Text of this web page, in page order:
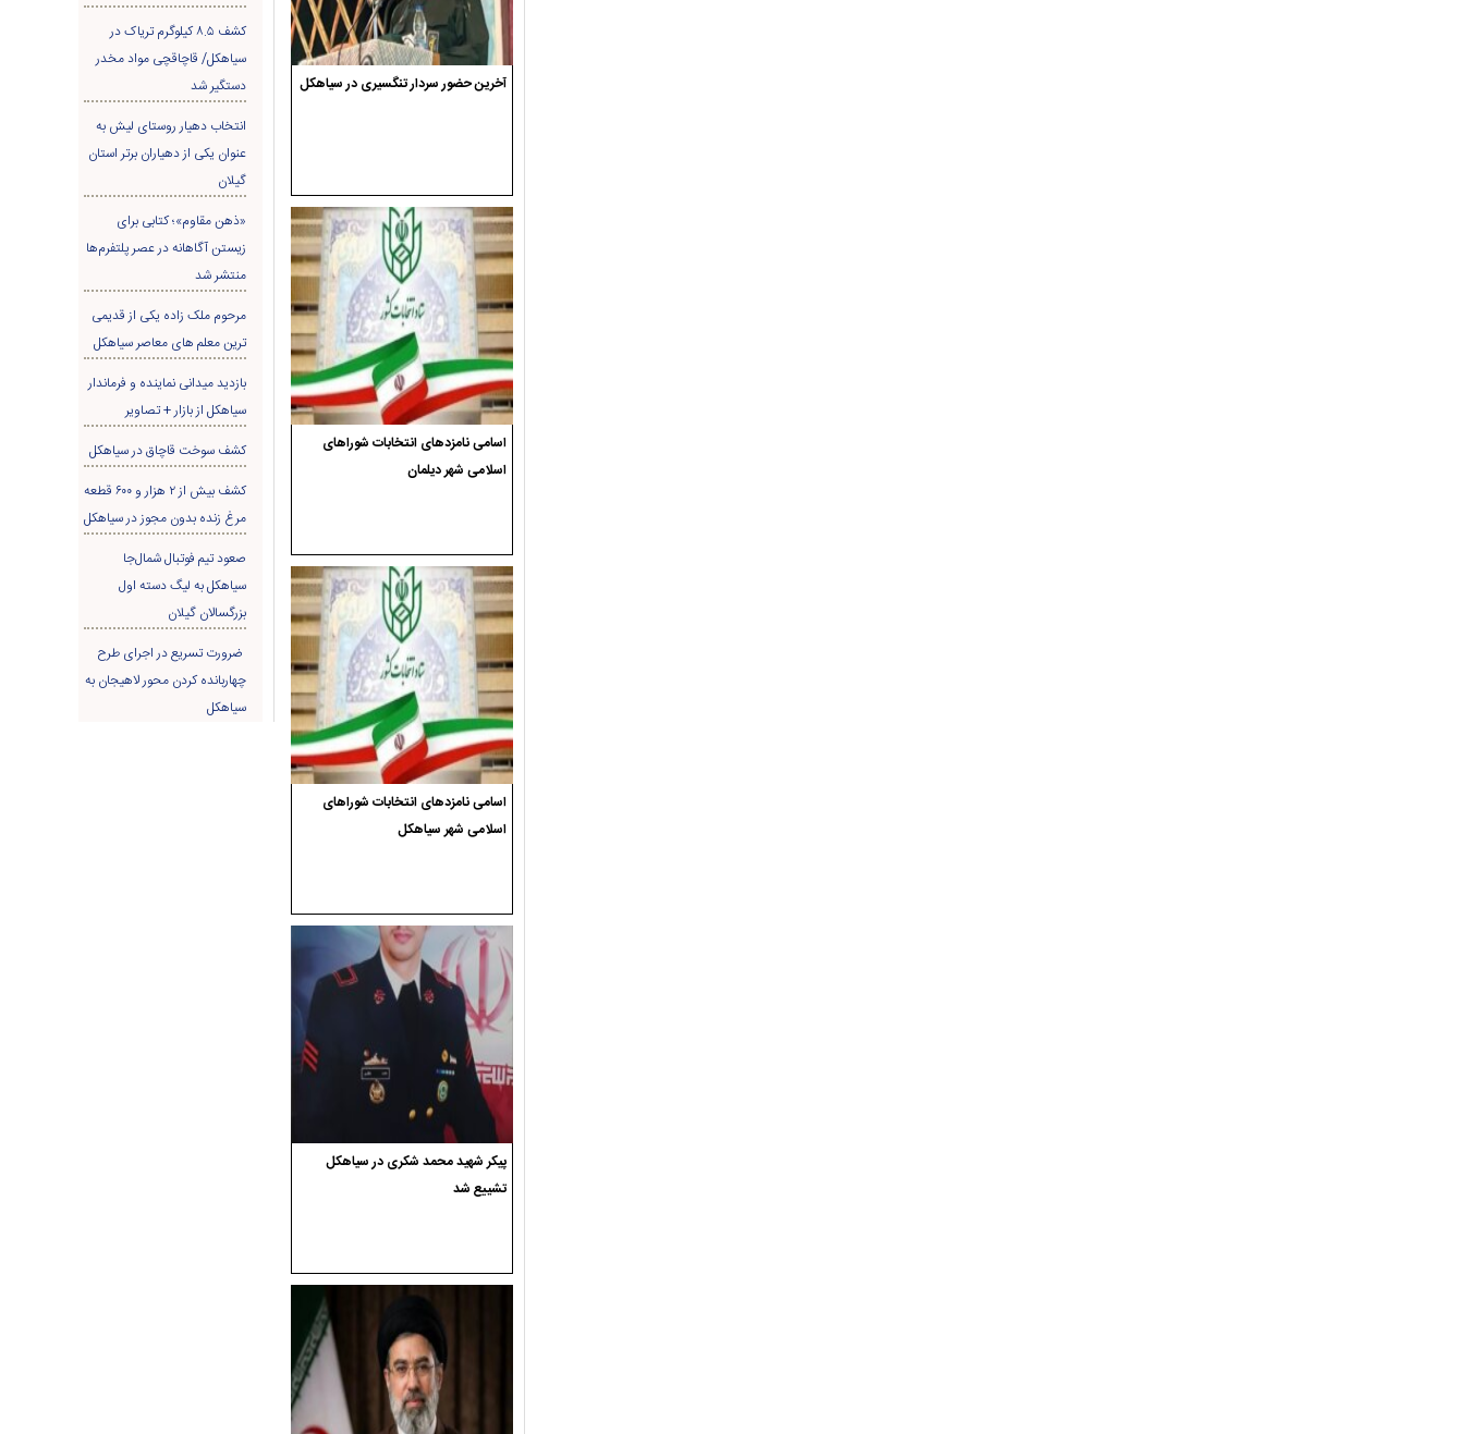
آخرین حضور سردار تنگسیری در سیاهکل
اسامی نامزدهای انتخابات شوراهای
اسلامی شهر دیلمان
اسامی نامزدهای انتخابات شوراهای
اسلامی شهر سیاهکل
پیکر شهید محمد شکری در سیاهکل
تشییع شد
کشف ۸.۵ کیلوگرم تریاک در
سیاهکل/ قاچاقچی مواد مخدر
دستگیر شد
انتخاب دهیار روستای لیش به
عنوان یکی از دهیاران برتر استان
گیلان
«ذهن مقاوم»؛ کتابی برای
زیستن آگاهانه در عصر پلتفرم‌ها
منتشر شد
مرحوم ملک زاده یکی از قدیمی
ترین معلم های معاصر سیاهکل
بازدید میدانی نماینده و فرماندار
سیاهکل از بازار + تصاویر
کشف سوخت قاچاق در سياهکل
کشف بیش از ۲ هزار و ۶۰۰ قطعه
مرغ زنده بدون مجوز در سیاهکل
صعود تیم فوتبال شمال‌جا‌
سیاهکل به لیگ دسته اول
بزرگسالان گیلان
ضرورت تسریع در اجرای طرح
چهاربانده کردن محور لاهیجان به
سیاهکل